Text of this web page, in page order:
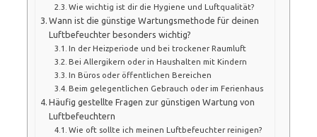
Wie wichtig ist dir die Hygiene und Luftqualität?
Wann ist die günstige Wartungsmethode für deinen
Luftbefeuchter besonders wichtig?
In der Heizperiode und bei trockener Raumluft
Bei Allergikern oder in Haushalten mit Kindern
In Büros oder öffentlichen Bereichen
Beim gelegentlichen Gebrauch oder im Ferienhaus
Häufig gestellte Fragen zur günstigen Wartung von
Luftbefeuchtern
Wie oft sollte ich meinen Luftbefeuchter reinigen?